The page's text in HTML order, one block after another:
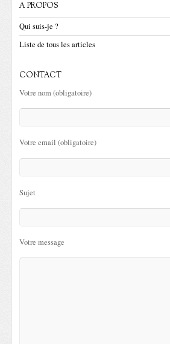
A PROPOS
Qui suis-je ?
Liste de tous les articles
CONTACT
Votre nom (obligatoire)
Votre email (obligatoire)
Sujet
Votre message